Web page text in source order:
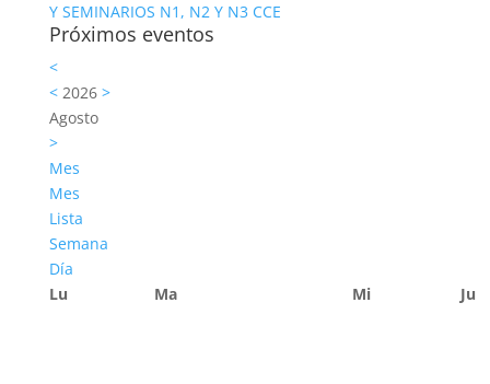
Y SEMINARIOS N1, N2 Y N3 CCE
Próximos eventos
<
<2026 >
Agosto
>
Mes
Mes
Lista
Semana
Día
Lu
Ma Mi Ju